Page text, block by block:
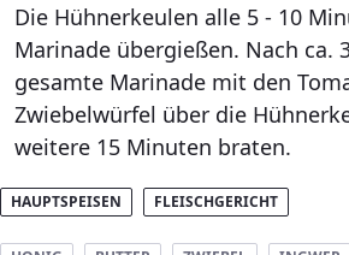
Die Hühnerkeulen alle 5 - 10
Marinade übergießen. Nach ca.
gesamte Marinade mit den
Zwiebelwürfel über die
weitere 15 Minuten braten.
HAUPTSPEISEN FLEISCHGERICHT